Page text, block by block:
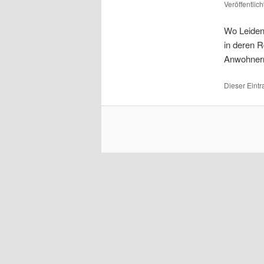
Wo
in deren
Dieser